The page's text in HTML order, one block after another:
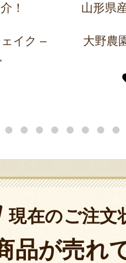
！
イク –
山形県
大野農
現在のご注文
品が売れ